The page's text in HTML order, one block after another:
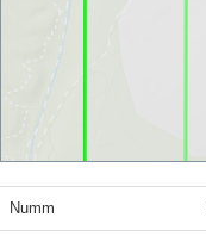
Numm